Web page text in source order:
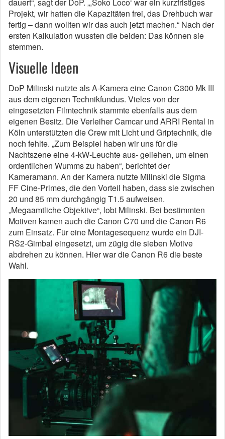
Projekt, wir hatten die Kapazitäten frei, das Drehbuch war
fertig – dann wollten wir das auch jetzt machen.“ Nach der
ersten Kalkulation wussten die beiden: Das können sie
stemmen.
Visuelle Ideen
DoP Milinski nutzte als A-Kamera eine Canon C300 Mk III
aus dem eigenen Technikfundus. Vieles von der
eingesetzten Filmtechnik stammte ebenfalls aus dem
eigenen Besitz. Die Verleiher Camcar und ARRI Rental in
Köln unterstützten die Crew mit Licht und Griptechnik, die
noch fehlte. „Zum Beispiel haben wir uns für die
Nachtszene eine 4-kW-Leuchte aus- geliehen, um einen
ordentlichen Wumms zu haben“, berichtet der
Kameramann. An der Kamera nutzte Milinski die Sigma
FF Cine-Primes, die den Vorteil haben, dass sie zwischen
20 und 85 mm durchgängig T1.5 aufweisen.
„Megaamtliche Objektive“, lobt Milinski. Bei bestimmten
Motiven kamen auch die Canon C70 und die Canon R6
zum Einsatz. Für eine Montagesequenz wurde ein DJI-
RS2-Gimbal eingesetzt, um zügig die sieben Motive
abdrehen zu können. Hier war die Canon R6 die beste
Wahl.